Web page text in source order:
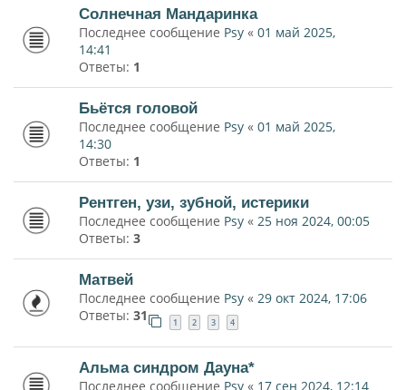
Солнечная Мандаринка
Последнее сообщение Psy « 01 май 2025,
14:41
Ответы: 1
Бьётся головой
Последнее сообщение Psy « 01 май 2025,
14:30
Ответы: 1
Рентген, узи, зубной, истерики
Последнее сообщение Psy « 25 ноя 2024, 00:05
Ответы: 3
Матвей
Последнее сообщение Psy « 29 окт 2024, 17:06
Ответы: 31 1 2 3 4
Альма синдром Дауна*
Последнее сообщение Psy « 17 сен 2024, 12:14